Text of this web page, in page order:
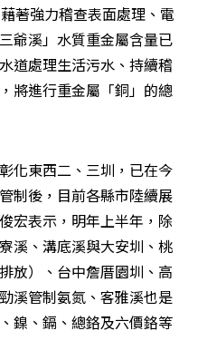
著強力稽查表面處理、電
爺溪」水質重金屬含量已
道處理生活污水、持續稽
將進行重金屬「銅」的總
化東西二、三圳，已在今
制後，目前各縣市陸續展
宏表示，明年上半年，除
溪、溝底溪與大安圳、桃
放）、台中詹厝園圳、高
溪管制氨氮、客雅溪也是
鎳、鎘、總鉻及六價鉻等